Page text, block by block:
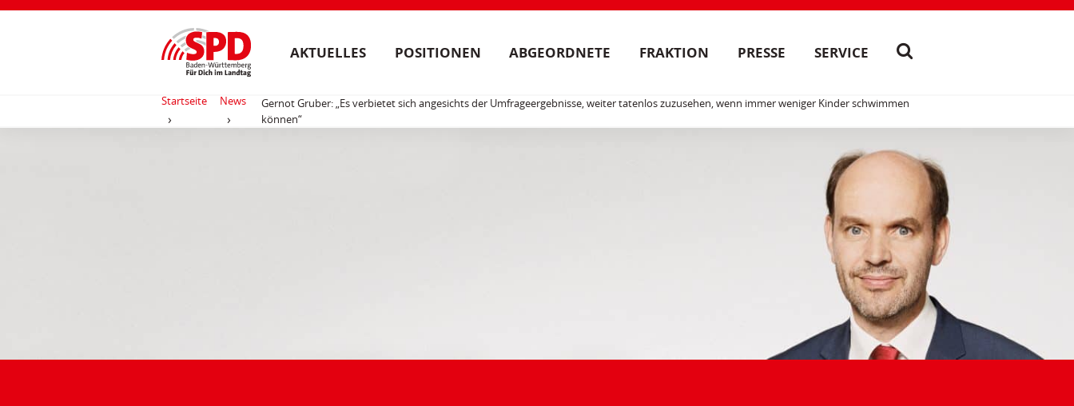
AKTUELLES POSITIONEN ABGEORDNETE FRAKTION PRESSE SERVICE
Startseite News
Gernot Gruber: „Es verbietet sich angesichts der Umfrageergebnisse, weiter tatenlos zuzusehen, wenn immer weniger Kinder schwimmen
können“